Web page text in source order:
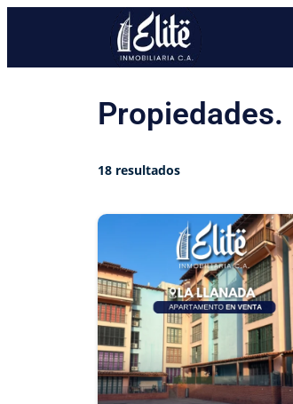
Propiedades.
18 resultados